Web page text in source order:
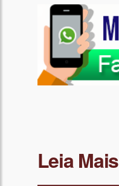
Leia Mais